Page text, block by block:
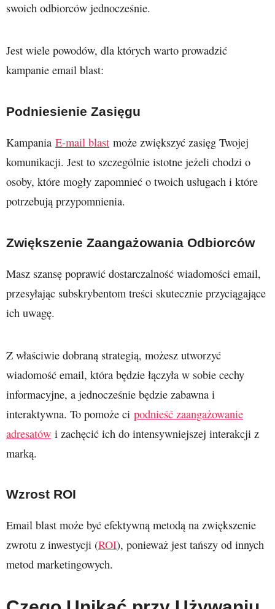
swoich odbiorców jednocześnie.
Jest wiele powodów, dla których warto prowadzić
kampanie email blast:
Podniesienie Zasięgu
Kampania E-mail blast może zwiększyć zasięg Twojej
komunikacji. Jest to szczególnie istotne jeżeli chodzi o
osoby, które mogły zapomnieć o twoich usługach i które
potrzebują przypomnienia.
Zwiększenie Zaangażowania Odbiorców
Masz szansę poprawić dostarczalność wiadomości email,
przesyłając subskrybentom treści skutecznie przyciągające
ich uwagę.
Z właściwie dobraną strategią, możesz utworzyć
wiadomość email, która będzie łączyła w sobie cechy
informacyjne, a jednocześnie będzie zabawna i
interaktywna. To pomoże ci podnieść zaangażowanie
adresatów i zachęcić ich do intensywniejszej interakcji z
marką.
Wzrost ROI
Email blast może być efektywną metodą na zwiększenie
zwrotu z inwestycji (ROI), ponieważ jest tańszy od innych
metod marketingowych.